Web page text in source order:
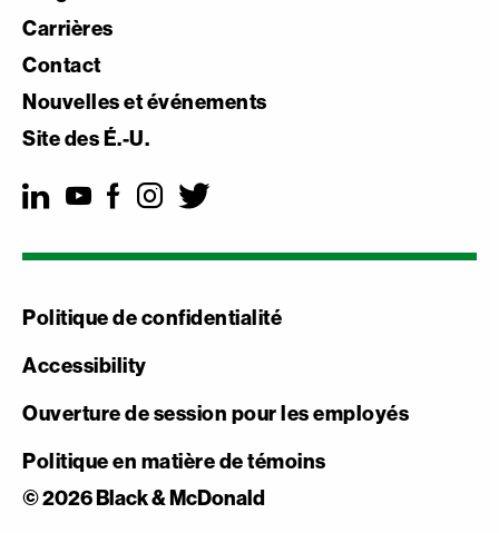
Carrières
Contact
Nouvelles et événements
Site des É.-U.
Politique de confidentialité
Accessibility
Ouverture de session pour les employés
Politique en matière de témoins
© 2026 Black & McDonald